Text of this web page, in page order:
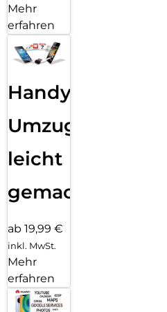
Mehr
erfahren
Handy
Umzug
leicht
gemacht!
ab 19,99 €
inkl. MwSt.
Mehr
erfahren